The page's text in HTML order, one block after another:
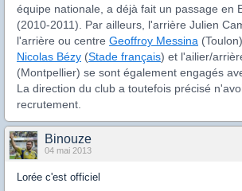
équipe nationale, a déjà fait un passage en
(2010-2011). Par ailleurs, l'arrière Julien
l'arrière ou centre Geoffroy Messina
Nicolas Bézy (Stade français) et l'ailier/
(Montpellier) se sont également engagés
La direction du club a toutefois précisé
recrutement.
Binouze
04 mai 2013
Lorée c'est officiel